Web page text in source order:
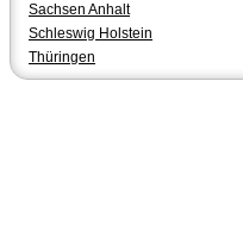
Sachsen Anhalt
Schleswig Holstein
Thüringen